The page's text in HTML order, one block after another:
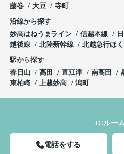
藤巻
大豆 寺町
沿線から探す
妙高はねうまライン
信越本線
越後線
北陸新幹線 北越急行ほ
駅から探す
春日山
高田 直江津 南高田
東柏崎
上越妙高 潟町
JCルー
電話をする